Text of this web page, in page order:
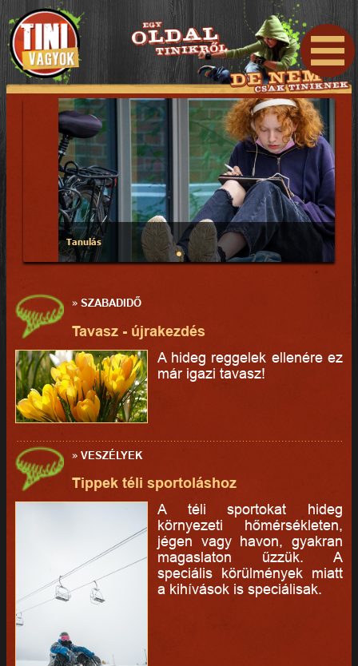
Tanulás
»SZABADIDŐ
Tavasz - újrakezdés
A hideg reggelek ellenére ez
már igazi tavasz!
»VESZÉLYEK
Tippek téli sportoláshoz
A téli sportokat hideg
környezeti hőmérsékleten,
jégen vagy havon, gyakran
magaslaton űzzük. A
speciális körülmények miatt
a kihívások is speciálisak.